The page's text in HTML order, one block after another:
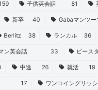
子供英会話 81
新卒 40 Gabaマンツ
Berlitz 38 ランカル 36
ン英会話 33 ビース
中途 26 就活 19
17 ワンコイングリッシ